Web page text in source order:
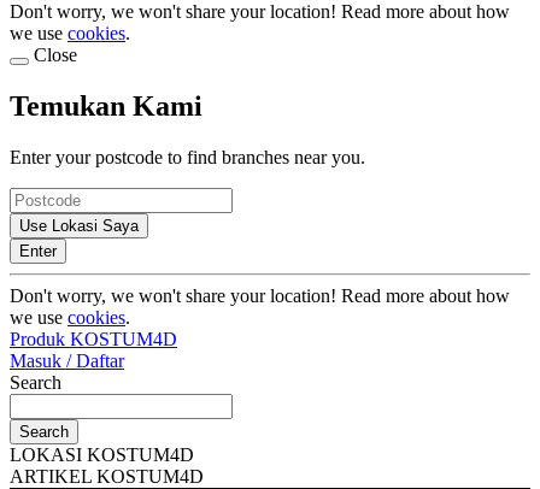
Don't worry, we won't share your location! Read more about how
we use cookies.
Close
Temukan Kami
Enter your postcode to find branches near you.
Use Lokasi Saya
Enter
Don't worry, we won't share your location! Read more about how
we use cookies.
Produk KOSTUM4D
Masuk / Daftar
Search
Search
LOKASI KOSTUM4D
ARTIKEL KOSTUM4D